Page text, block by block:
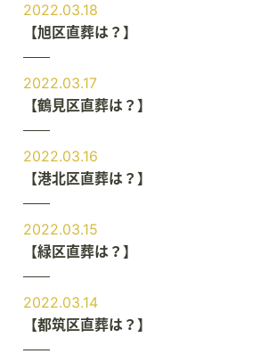
2022.03.18
【旭区直葬は？】
2022.03.17
【鶴見区直葬は？】
2022.03.16
【港北区直葬は？】
2022.03.15
【緑区直葬は？】
2022.03.14
【都筑区直葬は？】